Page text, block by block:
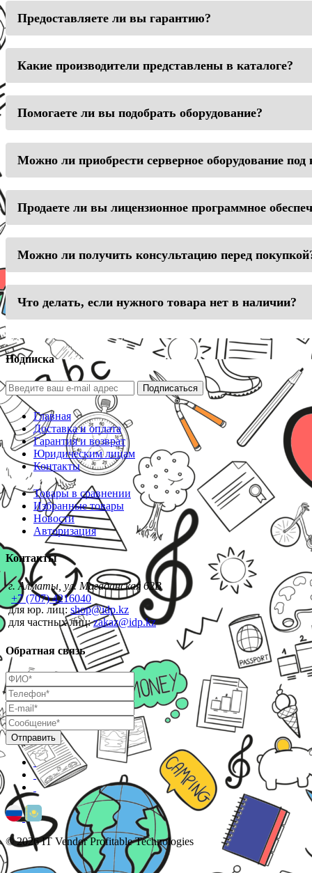
Предоставляете ли вы гарантию?
Какие производители представлены в каталоге?
Помогаете ли вы подобрать оборудование?
Можно ли приобрести серверное оборудование
Продаете ли вы лицензионное программное
Можно ли получить консультацию перед
Что делать, если нужного товара нет в наличии?
Подписка
Подписаться
Главная
Доставка и оплата
Гарантия и возврат
Юридическим лицам
Контакты
Товары в сравнении
Избранные товары
Новости
Авторизация
Контакты
г. Алматы, ул. Магаданская 62В
+7 (707) 4216040
для юр. лиц: shop@idp.kz
для частных лиц:zakaz@idp.kz
Обратная связь
© 2026 IT Vendor Profitable Technologies